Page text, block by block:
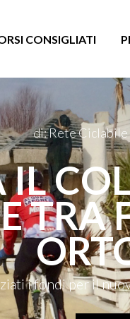
CONSIGLIATI
di: Rete Ciclabile
IL
TRA
i fondi per il